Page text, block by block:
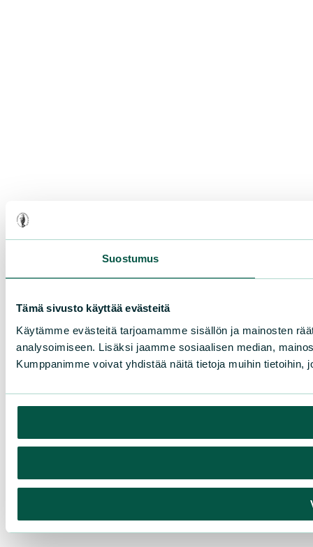
Suostumus
Tämä sivusto käyttää evästeitä
Käytämme evästeitä tarjoamamme sisällön ja mainosten
analysoimiseen. Lisäksi jaamme sosiaalisen median,
Kumppanimme voivat yhdistää näitä tietoja muihin tietoihin,